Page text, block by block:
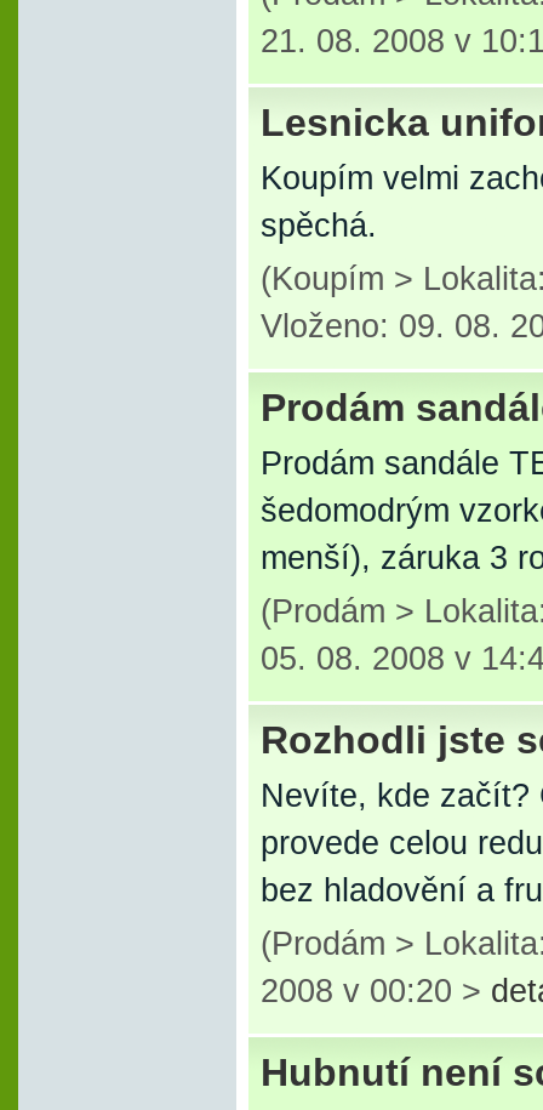
21. 08. 2008 v
Lesnicka
Koupím velmi
spěchá.
(Koupím >
Vloženo: 09. 08.
Prodám
Prodám sandále
šedomodrým
menší), záruka 3
(Prodám >
05. 08. 2008 v
Rozhodli jste
Nevíte, kde začít?
provede celou
bez hladovění a
(Prodám >
2008 v 00:20 >
Hubnutí není